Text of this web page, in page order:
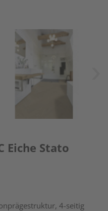
Eiche Stato
4-seitig